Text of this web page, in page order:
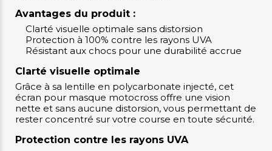
Avantages du produit :
Clarté visuelle optimale sans distorsion
Protection à 100% contre les rayons UVA
Résistant aux chocs pour une durabilité accrue
Clarté visuelle optimale
Grâce à sa lentille en polycarbonate injecté, cet
écran pour masque motocross offre une vision
nette et sans aucune distorsion, vous permettant de
rester concentré sur votre course en toute sécurité.
Protection contre les rayons UVA